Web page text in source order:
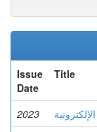
Issue
Date
Title
2023